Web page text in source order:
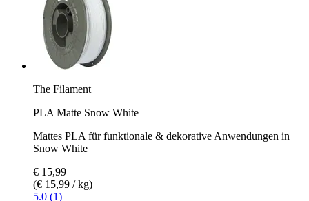
The Filament
PLA Matte Snow White
Mattes PLA für funktionale & dekorative Anwendungen in
Snow White
€ 15,99
(€ 15,99 / kg)
5.0 (1)